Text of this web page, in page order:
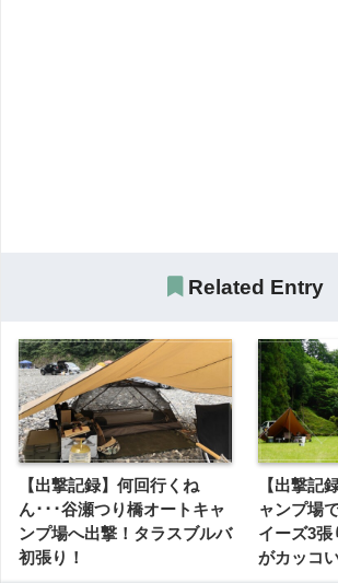
Related Entry
【出撃記録】何回行くね
ん･･･谷瀬つり橋オートキャ
ンプ場へ出撃！タラスブルバ
初張り！
【出撃記
ャンプ場
イーズ3張
がカッコ